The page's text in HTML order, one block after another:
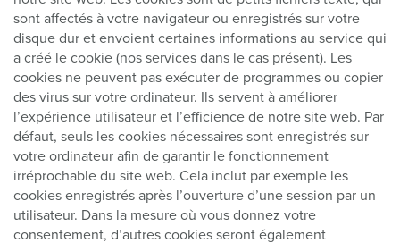
sont affectés à votre navigateur ou enregistrés sur votre
disque dur et envoient certaines informations au service qui
a créé le cookie (nos services dans le cas présent). Les
cookies ne peuvent pas exécuter de programmes ou copier
des virus sur votre ordinateur. Ils servent à améliorer
l’expérience utilisateur et l’efficience de notre site web. Par
défaut, seuls les cookies nécessaires sont enregistrés sur
votre ordinateur afin de garantir le fonctionnement
irréprochable du site web. Cela inclut par exemple les
cookies enregistrés après l’ouverture d’une session par un
utilisateur. Dans la mesure où vous donnez votre
consentement, d’autres cookies seront également